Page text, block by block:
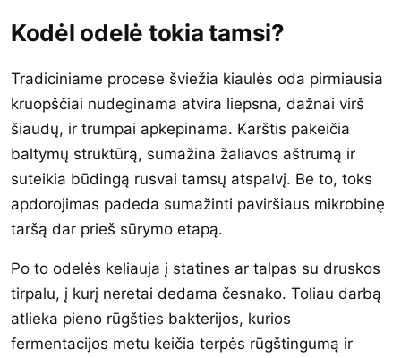
Kodėl odelė tokia tamsi?
Tradiciniame procese šviežia kiaulės oda pirmiausia
kruopščiai nudeginama atvira liepsna, dažnai virš
šiaudų, ir trumpai apkepinama. Karštis pakeičia
baltymų struktūrą, sumažina žaliavos aštrumą ir
suteikia būdingą rusvai tamsų atspalvį. Be to, toks
apdorojimas padeda sumažinti paviršiaus mikrobinę
taršą dar prieš sūrymo etapą.
Po to odelės keliauja į statines ar talpas su druskos
tirpalu, į kurį neretai dedama česnako. Toliau darbą
atlieka pieno rūgšties bakterijos, kurios
fermentacijos metu keičia terpės rūgštingumą ir